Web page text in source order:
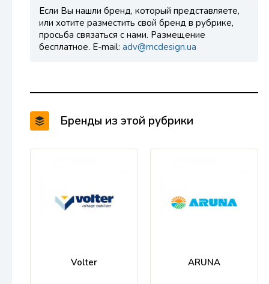
Если Вы нашли бренд, который представляете,
или хотите разместить свой бренд в рубрике,
просьба связаться с нами. Размещение
бесплатное. E-mail: adv@mcdesign.ua
Бренды из этой рубрики
Volter ARUNA